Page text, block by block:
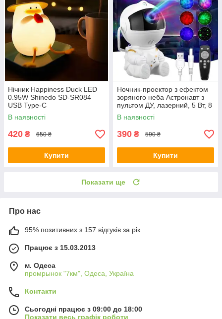
Нічник Happiness Duck LED
0.95W Shinedo SD-SR084
USB Type-C
В наявності
420 ₴ 650 ₴
Купити
Ночник-проектор з ефектом
зоряного неба Астронавт з
пультом ДУ, лазерний, 5 Вт, 8
режимів свічення
В наявності
390 ₴ 590 ₴
Купити
Показати ще
Про нас
95% позитивних з 157 відгуків за рік
Працює з 15.03.2013
м. Одеса
промрынок "7км", Одеса, Україна
Контакти
Сьогодні працює з 09:00 до 18:00
Показати весь графік роботи